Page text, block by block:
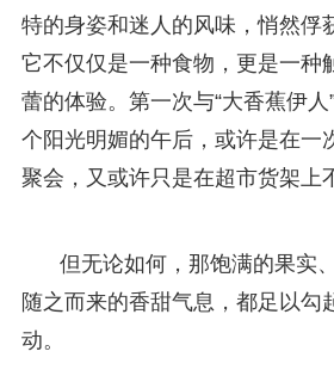
特的身姿和迷人的风味，悄然俘
它不仅仅是一种食物，更是一种
蕾的体验。第一次与“大香蕉伊
个阳光明媚的午后，或许是在一
聚会，又或许只是在超市货架上
但无论如何，那饱满的果实
随之而来的香甜气息，都足以勾
动。